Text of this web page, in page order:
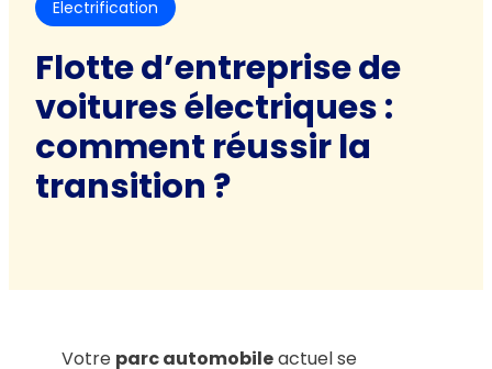
Electrification
Flotte d’entreprise de
voitures électriques :
comment réussir la
transition ?
Votre parc automobileactuel se